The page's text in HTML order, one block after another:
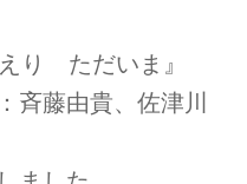
り ただいま』
斉藤由貴、佐津川